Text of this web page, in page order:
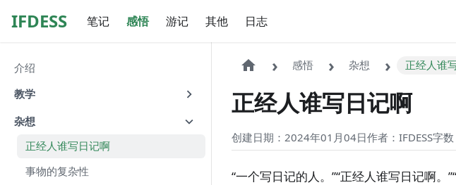
IFDESS 笔记 感悟 游记 其他 日志
介绍
教学
杂想
正经人谁写日记啊
事物的复杂性
感悟 杂想 正经人谁
正经人谁写日记啊
创建日期：2024年01月04日作者：IFDESS字
“一个写日记的人。”“正经人谁写日记啊。